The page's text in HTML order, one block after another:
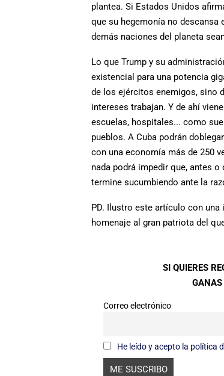
plantea. Si Estados Unidos
que su hegemonía no descansa
demás naciones del planeta
Lo que Trump y su
existencial para una potencia
de los ejércitos enemigos, sino
intereses trabajan. Y de ahí
escuelas, hospitales... como
pueblos. A Cuba podrán
con una economía más de 250
nada podrá impedir que, antes
termine sucumbiendo ante la
PD. Ilustro este artículo con una
homenaje al gran patriota del
SI QUIERES
GANAS
Correo electrónico
He leído y acepto la política